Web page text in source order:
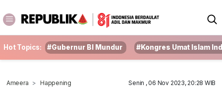
Hot Topics: #Gubernur BI Mundur #Kongres Umat Islam
Ameera Happening Senin , 06 Nov 2023, 20:28 WIB